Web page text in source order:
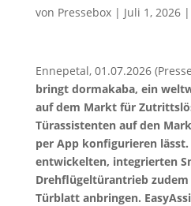
von Pressebox| Juli 1, 2026|
Ennepetal, 01.07.2026
bringt dormakaba, ein
auf dem Markt für
Türassistenten auf den
per App konfigurieren
entwickelten, integrierten
Drehflügeltürantrieb
Türblatt anbringen.